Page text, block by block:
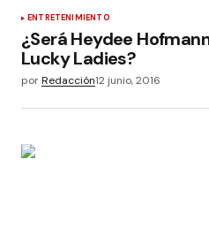
ENTRETENIMIENTO
¿Será Heydee
Lucky Ladies?
porRedacción12 junio, 2016